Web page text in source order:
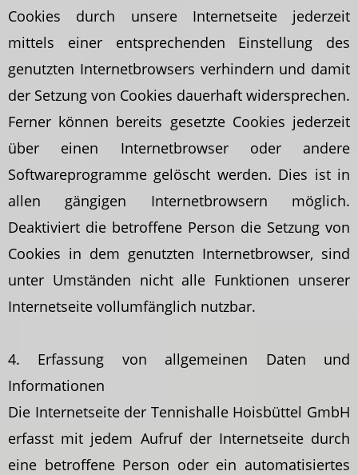
Cookies durch unsere Internetseite jederzeit
mittels einer entsprechenden Einstellung des
genutzten Internetbrowsers verhindern und damit
der Setzung von Cookies dauerhaft widersprechen.
Ferner können bereits gesetzte Cookies jederzeit
über einen Internetbrowser oder andere
Softwareprogramme gelöscht werden. Dies ist in
allen gängigen Internetbrowsern möglich.
Deaktiviert die betroffene Person die Setzung von
Cookies in dem genutzten Internetbrowser, sind
unter Umständen nicht alle Funktionen unserer
Internetseite vollumfänglich nutzbar.
4. Erfassung von allgemeinen Daten und
Informationen
Die Internetseite der Tennishalle Hoisbüttel GmbH
erfasst mit jedem Aufruf der Internetseite durch
eine betroffene Person oder ein automatisiertes